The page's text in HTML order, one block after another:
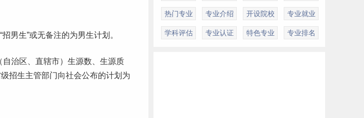
男生”或无备注的为男生计划。
治区、直辖市）生源数、生源质
招生主管部门向社会公布的计划为
热门专业 专业介绍 开设院校 专业就业
学科评估 专业认证 特色专业 专业排名